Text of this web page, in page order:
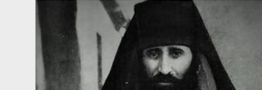
Η πίστη στην εποχή μας
Ορθόδοξη οικογένεια
Ορθόδοξο προσκυνητάριο
Σκέψεις-προβληματισμοί